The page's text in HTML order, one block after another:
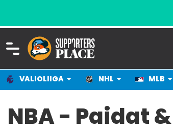
VALIOLIIGA NHL MLB
NBA - Paidat